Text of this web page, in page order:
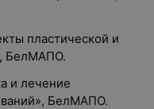
пластической и
БелМАПО.
и лечение
БелМАПО.